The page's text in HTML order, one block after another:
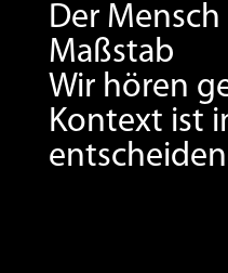
Der
Maßstab
Wir hören
Kontext ist